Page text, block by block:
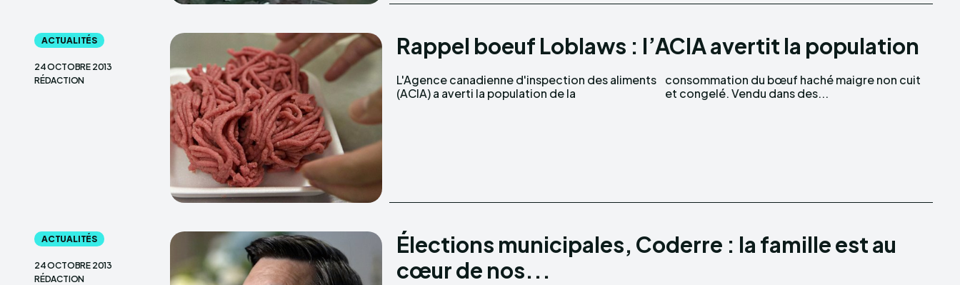
ACTUALITÉS
24 OCTOBRE 2013
RÉDACTION
Rappel boeuf Loblaws : l’ACIA avertit la population
L'Agence canadienne d'inspection des aliments
(ACIA) a averti la population de la
consommation du bœuf haché maigre non cuit
et congelé. Vendu dans des...
ACTUALITÉS
24 OCTOBRE 2013
RÉDACTION
Élections municipales, Coderre : la famille est au
cœur de nos...